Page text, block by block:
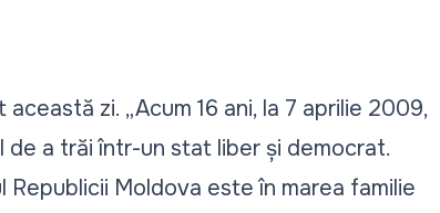
zi. „Acum 16 ani, la 7 aprilie 2009,
a trăi într-un stat liber și democrat.
Republicii Moldova este în marea familie